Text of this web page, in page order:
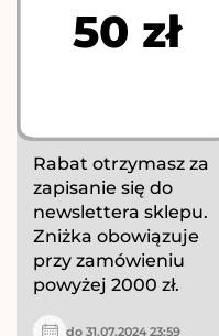
50 zł
Rabat otrzymasz za
zapisanie się do
newslettera sklepu.
Zniżka obowiązuje
przy zamówieniu
powyżej 2000 zł.
do 31.07.2024 23:59